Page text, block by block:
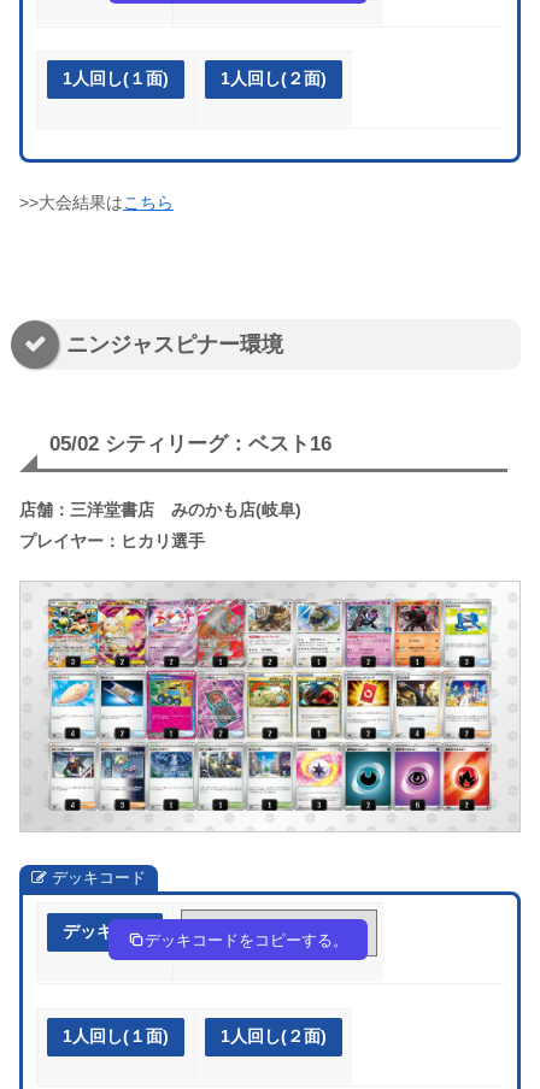
1人回し(１面) 1人回し(２面)
>>大会結果はこちら
ニンジャスピナー環境
05/02 シティリーグ：ベスト16
店舗：三洋堂書店 みのかも店(岐阜)
プレイヤー：ヒカリ選手
デッキコード
デッキ作成 cYxc8Y-ay2xnF-ca4Gxx
デッキコードをコピーする。
1人回し(１面) 1人回し(２面)